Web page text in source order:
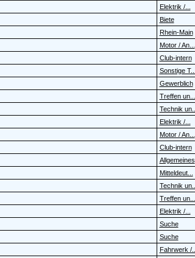
Elektrik /...
Biete
Rhein-Main
Motor / An...
Club-intern
Sonstige T...
Gewerblich
Treffen un...
Technik un...
Elektrik /...
Motor / An...
Club-intern
Allgemeines
Mitteldeut...
Technik un...
Treffen un...
Elektrik /...
Suche
Suche
Fahrwerk /...